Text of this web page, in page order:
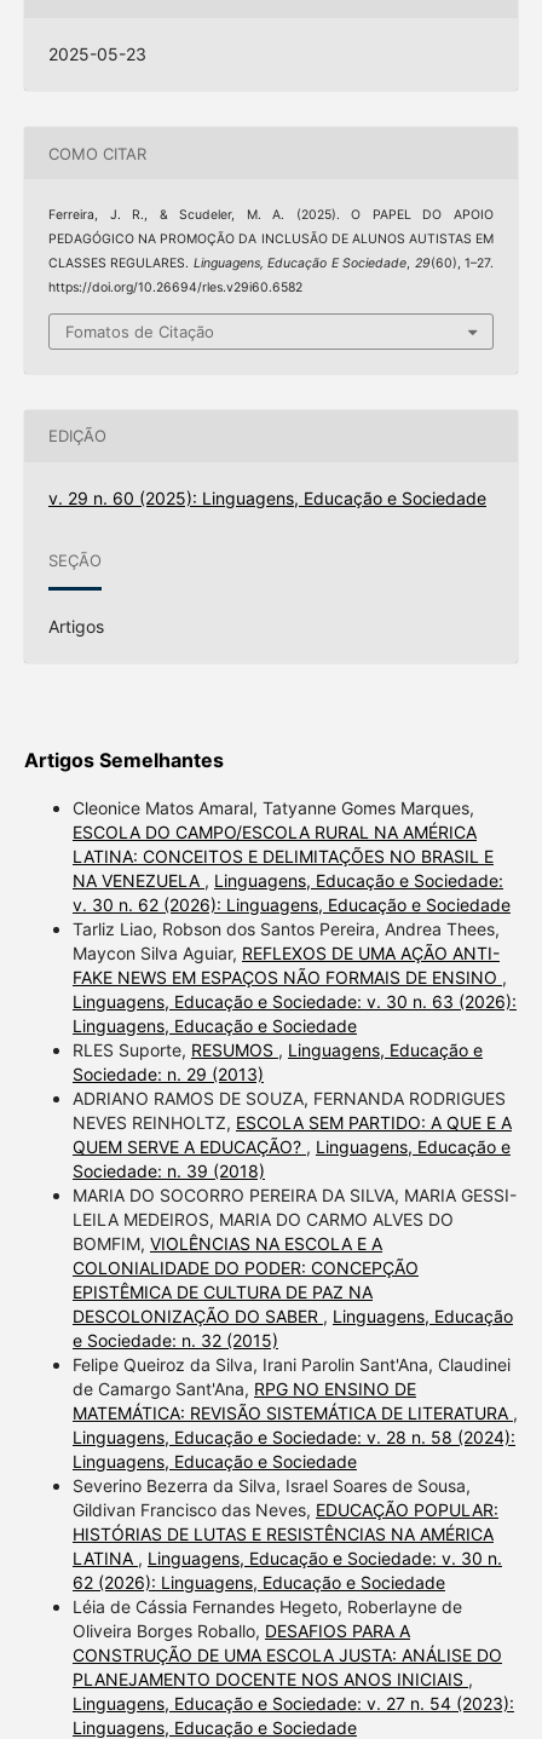
2025-05-23
COMO CITAR
Ferreira, J. R., & Scudeler, M. A. (2025). O PAPEL DO APOIO
PEDAGÓGICO NA PROMOÇÃO DA INCLUSÃO DE ALUNOS AUTISTAS EM
CLASSES REGULARES. Linguagens, Educação E Sociedade, 29(60), 1–27.
https://doi.org/10.26694/rles.v29i60.6582
Fomatos de Citação
EDIÇÃO
v. 29 n. 60 (2025): Linguagens, Educação e Sociedade
SEÇÃO
Artigos
Artigos Semelhantes
Cleonice Matos Amaral, Tatyanne Gomes Marques,
ESCOLA DO CAMPO/ESCOLA RURAL NA AMÉRICA
LATINA: CONCEITOS E DELIMITAÇÕES NO BRASIL E
NA VENEZUELA , Linguagens, Educação e Sociedade:
v. 30 n. 62 (2026): Linguagens, Educação e Sociedade
Tarliz Liao, Robson dos Santos Pereira, Andrea Thees,
Maycon Silva Aguiar, REFLEXOS DE UMA AÇÃO ANTI-
FAKE NEWS EM ESPAÇOS NÃO FORMAIS DE ENSINO ,
Linguagens, Educação e Sociedade: v. 30 n. 63 (2026):
Linguagens, Educação e Sociedade
RLES Suporte, RESUMOS , Linguagens, Educação e
Sociedade: n. 29 (2013)
ADRIANO RAMOS DE SOUZA, FERNANDA RODRIGUES
NEVES REINHOLTZ, ESCOLA SEM PARTIDO: A QUE E A
QUEM SERVE A EDUCAÇÃO? , Linguagens, Educação e
Sociedade: n. 39 (2018)
MARIA DO SOCORRO PEREIRA DA SILVA, MARIA GESSI-
LEILA MEDEIROS, MARIA DO CARMO ALVES DO
BOMFIM, VIOLÊNCIAS NA ESCOLA E A
COLONIALIDADE DO PODER: CONCEPÇÃO
EPISTÊMICA DE CULTURA DE PAZ NA
DESCOLONIZAÇÃO DO SABER , Linguagens, Educação
e Sociedade: n. 32 (2015)
Felipe Queiroz da Silva, Irani Parolin Sant'Ana, Claudinei
de Camargo Sant'Ana, RPG NO ENSINO DE
MATEMÁTICA: REVISÃO SISTEMÁTICA DE LITERATURA ,
Linguagens, Educação e Sociedade: v. 28 n. 58 (2024):
Linguagens, Educação e Sociedade
Severino Bezerra da Silva, Israel Soares de Sousa,
Gildivan Francisco das Neves, EDUCAÇÃO POPULAR:
HISTÓRIAS DE LUTAS E RESISTÊNCIAS NA AMÉRICA
LATINA , Linguagens, Educação e Sociedade: v. 30 n.
62 (2026): Linguagens, Educação e Sociedade
Léia de Cássia Fernandes Hegeto, Roberlayne de
Oliveira Borges Roballo, DESAFIOS PARA A
CONSTRUÇÃO DE UMA ESCOLA JUSTA: ANÁLISE DO
PLANEJAMENTO DOCENTE NOS ANOS INICIAIS ,
Linguagens, Educação e Sociedade: v. 27 n. 54 (2023):
Linguagens, Educação e Sociedade